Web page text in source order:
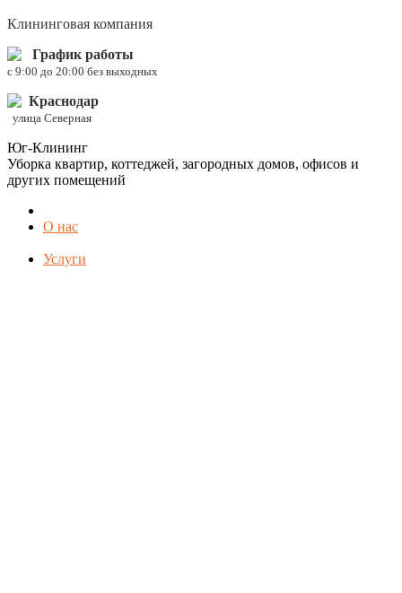
Клининговая компания
График работы
c 9:00 до 20:00 без выходных
Краснодар
улица Северная
Юг-Клининг
Уборка квартир, коттеджей, загородных домов, офисов и
других помещений
О нас
Услуги